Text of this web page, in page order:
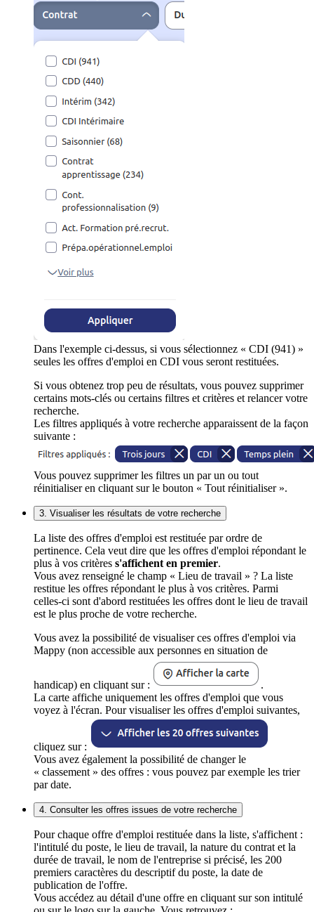
Dans l'exemple ci-dessus, si vous sélectionnez « CDI (941) »
seules les offres d'emploi en CDI vous seront restituées.
Si vous obtenez trop peu de résultats, vous pouvez supprimer
certains mots-clés ou certains filtres et critères et relancer votre
recherche.
Les filtres appliqués à votre recherche apparaissent de la façon
suivante :
Vous pouvez supprimer les filtres un par un ou tout
réinitialiser en cliquant sur le bouton « Tout réinitialiser ».
3. Visualiser les résultats de votre recherche
La liste des offres d'emploi est restituée par ordre de
pertinence. Cela veut dire que les offres d'emploi répondant le
plus à vos critères s'affichent en premier.
Vous avez renseigné le champ « Lieu de travail » ? La liste
restitue les offres répondant le plus à vos critères. Parmi
celles-ci sont d'abord restituées les offres dont le lieu de travail
est le plus proche de votre recherche.
Vous avez la possibilité de visualiser ces offres d'emploi via
Mappy (non accessible aux personnes en situation de
handicap) en cliquant sur :
.
La carte affiche uniquement les offres d'emploi que vous
voyez à l'écran. Pour visualiser les offres d'emploi suivantes,
cliquez sur :
Vous avez également la possibilité de changer le
« classement » des offres : vous pouvez par exemple les trier
par date.
4. Consulter les offres issues de votre recherche
Pour chaque offre d'emploi restituée dans la liste, s'affichent :
l'intitulé du poste, le lieu de travail, la nature du contrat et la
durée de travail, le nom de l'entreprise si précisé, les 200
premiers caractères du descriptif du poste, la date de
publication de l'offre.
Vous accédez au détail d'une offre en cliquant sur son intitulé